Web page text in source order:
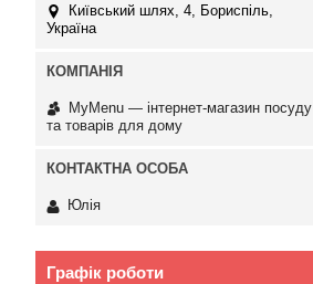
Київський шлях, 4, Бориспіль,
Україна
MyMenu — інтернет-магазин посуду
та товарів для дому
Юлія
Графік роботи